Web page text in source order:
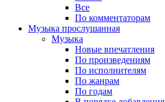
Все
По комментаторам
Музыка прослушанная
Музыка
Новые впечатления
По произведениям
По исполнителям
По жанрам
По годам